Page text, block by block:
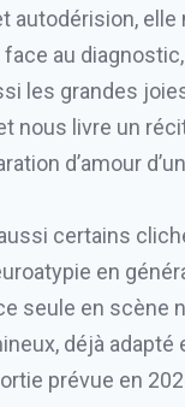
autodérision, elle
au
les grandes
nous livre un
d’amour
certains
en
seule en scène
déjà adapté
prévue en